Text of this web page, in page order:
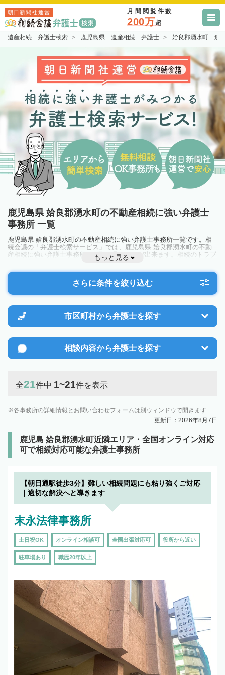
朝日新聞社運営 月間閲覧件数
200万超
遺産相続 弁護士検索 鹿児島県 遺産相続 弁護士 姶良郡湧水町 遺
鹿児島県 姶良郡湧水町の不動産相続に強い弁護士
事務所 一覧
鹿児島県 姶良郡湧水町の不動産相続に強い弁護士事務所一覧です。相
続会議の「弁護士検索サービス」では、鹿児島県 姶良郡湧水町の不動
産相続に強い弁護士事務所を一覧で見ることが出来ます。相続のトラブ
ルやお悩みを抱えている方は一度近隣の弁護士に相談してみましょう。
もっと見る
さらに条件を絞り込む
市区町村から弁護士を探す
相談内容から弁護士を探す
全21件中 1~21件を表示
各事務所の詳細情報とお問い合わせフォームは別ウィンドウで開きます
更新日：2026年8月7日
鹿児島 姶良郡湧水町近隣エリア・全国オンライン対応
可で相続対応可能な弁護士事務所
【朝日通駅徒歩3分】難しい相続問題にも粘り強くご対応
｜適切な解決へと導きます
末永法律事務所
土日祝OK オンライン相談可 全国出張対応可 役所から近い
駐車場あり 職歴20年以上